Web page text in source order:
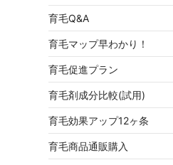
育毛Q&A
育毛マップ早わかり！
育毛促進プラン
育毛剤成分比較(試用)
育毛効果アップ12ヶ条
育毛商品通販購入